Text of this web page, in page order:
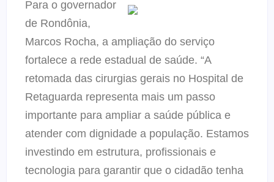
Para o governador
de Rondônia,
Marcos Rocha, a ampliação do serviço
fortalece a rede estadual de saúde. “A
retomada das cirurgias gerais no Hospital de
Retaguarda representa mais um passo
importante para ampliar a saúde pública e
atender com dignidade a população. Estamos
investindo em estrutura, profissionais e
tecnologia para garantir que o cidadão tenha